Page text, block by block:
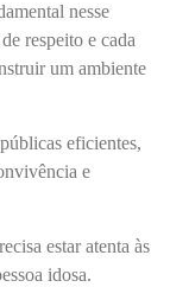
nesse
respeito e cada
um ambiente
eficientes,
e
estar atenta às
idosa.